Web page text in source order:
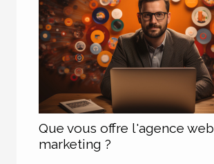
Que vous offre l'agence web
marketing ?